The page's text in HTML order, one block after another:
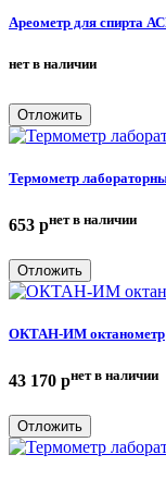
Ареометр для спирта
нет в наличии
Отложить
Термометр
653 pнет в наличии
Отложить
ОКТАН-ИМ октанометр
43 170 pнет в наличии
Отложить